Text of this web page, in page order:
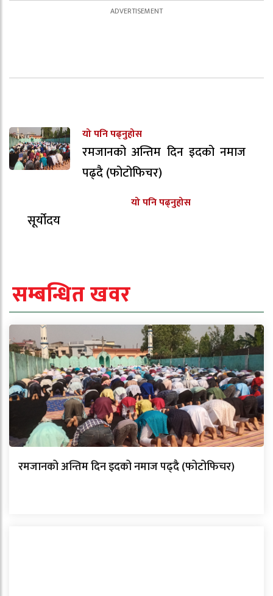
यो पनि पढ्नुहोस
रमजानको अन्तिम दिन इदको नमाज
पढ्दै (फोटोफिचर)
यो पनि पढ्नुहोस
सूर्योदय
सम्बन्धित खवर
रमजानको अन्तिम दिन इदको नमाज पढ्दै (फोटोफिचर)